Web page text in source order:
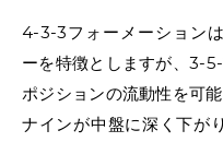
4-3-3フォーメーション
ーを特徴としますが、3-
ポジションの流動性を可
ナインが中盤に深く下が